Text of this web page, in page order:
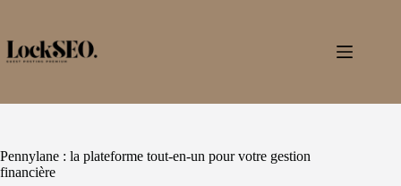
contenu
Pennylane : la plateforme tout-en-un pour votre gestion
financière